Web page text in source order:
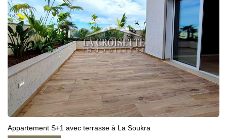
Appartement S+1 avec terrasse à La Soukra